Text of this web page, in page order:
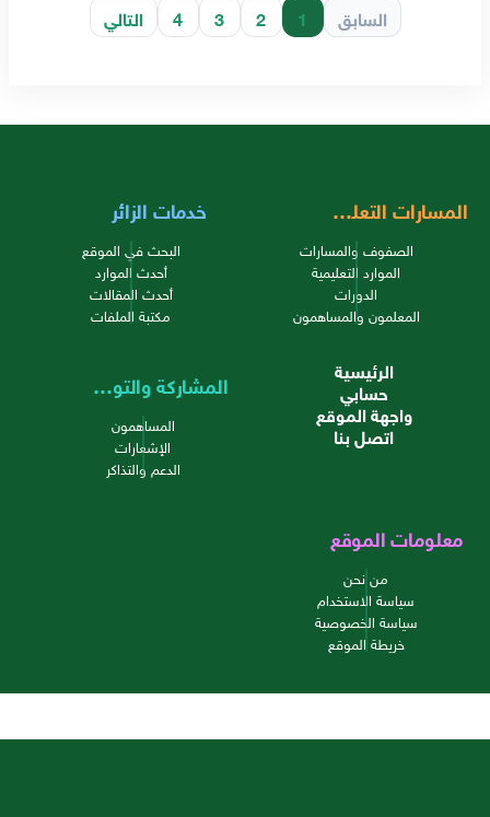
السابق 1
2
3
4 التالي
المسارات التعليمية
الصفوف والمسارات
الموارد التعليمية
الدورات
المعلمون والمساهمون
خدمات الزائر
البحث في الموقع
أحدث الموارد
أحدث المقالات
مكتبة الملفات
الرئيسية
حسابي
واجهة الموقع
اتصل بنا
المشاركة والتواصل
المساهمون
الإشعارات
الدعم والتذاكر
معلومات الموقع
من نحن
سياسة الاستخدام
سياسة الخصوصية
خريطة الموقع